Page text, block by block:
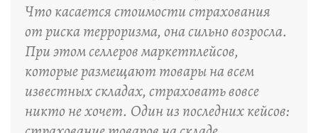
Что касается стоимости страхования
от риска терроризма, она сильно возросла.
При этом селлеров маркетплейсов,
которые размещают товары на всем
известных складах, страховать вовсе
никто не хочет. Один из последних кейсов: